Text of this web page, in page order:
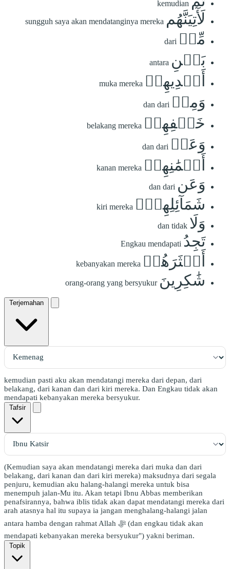
kemudian
لَأٓتِيَنَّهُم sungguh saya akan mendatanginya mereka
مِّنۢ dari
بَيۡنِ antara
أَيۡدِيهِمۡ muka mereka
وَمِنۡ dan dari
خَلۡفِهِمۡ belakang mereka
وَعَنۡ dan dari
أَيۡمَٰنِهِمۡ kanan mereka
وَعَن dan dari
شَمَآئِلِهِمۡۖ kiri mereka
وَلَا dan tidak
تَجِدُ Engkau mendapati
أَكۡثَرَهُمۡ kebanyakan mereka
شَٰكِرِينَ orang-orang yang bersyukur
Terjemahan
kemudian pasti aku akan mendatangi mereka dari depan, dari
belakang, dari kanan dan dari kiri mereka. Dan Engkau tidak akan
mendapati kebanyakan mereka bersyukur.
Tafsir
(Kemudian saya akan mendatangi mereka dari muka dan dari
belakang, dari kanan dan dari kiri mereka) maksudnya dari segala
penjuru, kemudian aku halang-halangi mereka untuk bisa
menempuh jalan-Mu itu. Akan tetapi Ibnu Abbas memberikan
penafsirannya, bahwa iblis tidak akan dapat mendatangi mereka dari
arah atasnya hal itu supaya ia jangan menghalang-halangi jalan
antara hamba dengan rahmat Allah ﷻ (dan engkau tidak akan
mendapati kebanyakan mereka bersyukur") yakni beriman.
Topik